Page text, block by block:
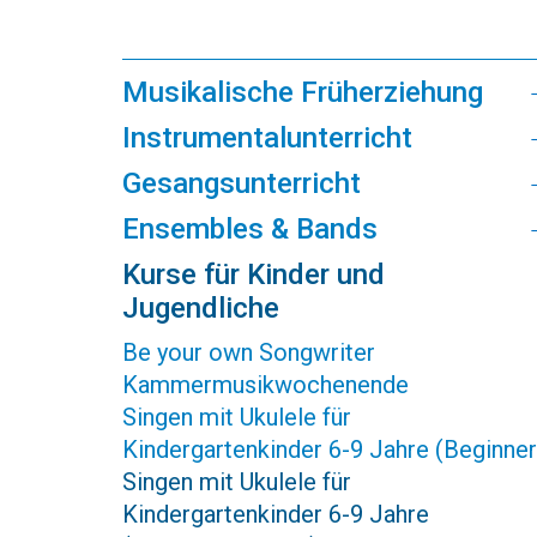
Musikalische Früherziehung
Instrumentalunterricht
Gesangsunterricht
Ensembles & Bands
Kurse für Kinder und
Jugendliche
Be your own Songwriter
Kammermusikwochenende
Singen mit Ukulele für
Kindergartenkinder 6-9 Jahre
Singen mit Ukulele für
Kindergartenkinder 6-9 Jahre